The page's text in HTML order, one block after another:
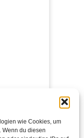
wie Cookies, um
Wenn du diesen